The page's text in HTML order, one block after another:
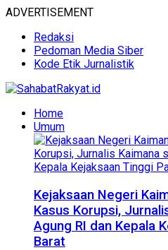
ADVERTISEMENT
Redaksi
Pedoman Media Siber
Kode Etik Jurnalistik
Home
Umum
Kejaksaan Negeri
Kasus Korupsi,
Agung RI dan Kepala
Barat